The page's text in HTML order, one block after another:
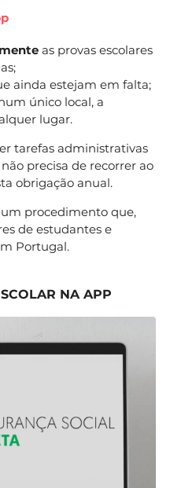
as provas escolares
ainda estejam em falta;
único local, a
lugar.
tarefas administrativas
precisa de recorrer ao
obrigação anual.
procedimento que,
de estudantes e
Portugal.
NA APP